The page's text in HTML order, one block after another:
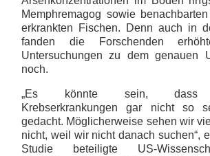
Memphremagog sowie
erkrankten Fischen. Denn auch in
fanden die Forschenden
Untersuchungen zu dem genauen
noch.
„Es könnte sein, dass
Krebserkrankungen gar nicht so
gedacht. Möglicherweise sehen wir
nicht, weil wir nicht danach suchen“,
Studie beteiligte US-